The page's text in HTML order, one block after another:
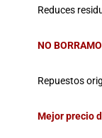
Reduces
NO
Repuestos
Mejor precio